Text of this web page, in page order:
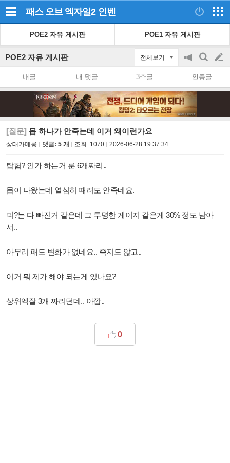
패스 오브 엑자일2 인벤
POE2 자유 게시판 POE1 자유 게시판
POE2 자유 게시판 전체보기
공
on/off
검
색
글
쓰
내글 내 댓글 3추글 인증글
[질문] 몹 하나가 안죽는데 이거 왜이런가요
상태가메롱 댓글: 5 개 조회: 1070 2026-06-28 19:37:34
탐험? 인가 하는거 룬 6개짜리..
몹이 나왔는데 열심히 때려도 안죽네요.
피?는 다 빠진거 같은데 그 투명한 게이지 같은게 30% 정도 남아
서..
아무리 패도 변화가 없네요.. 죽지도 않고..
이거 뭐 제가 해야 되는게 있나요?
상위엑잘 3개 짜리던데.. 아깝..
0